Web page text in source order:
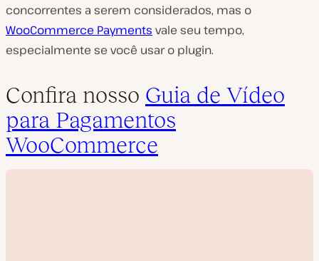
concorrentes a serem considerados, mas o
WooCommerce Payments vale seu tempo,
especialmente se você usar o plugin.
Confira nosso Guia de Vídeo
para Pagamentos
WooCommerce